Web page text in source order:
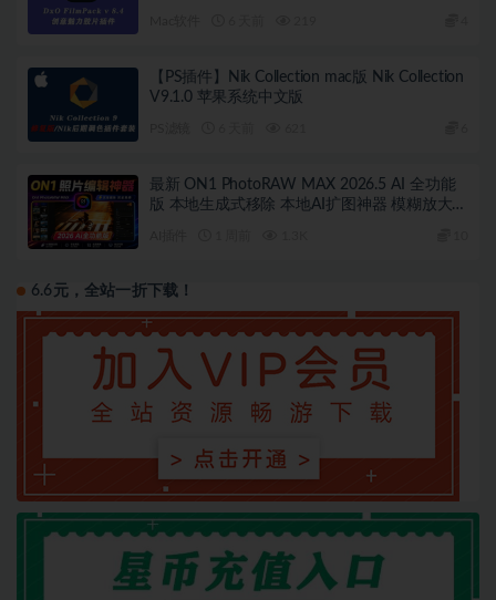
【PS插件】Nik Collection mac版 Nik Collection
V9.1.0 苹果系统中文版
最新 ON1 PhotoRAW MAX 2026.5 AI 全功能
版 本地生成式移除 本地AI扩图神器 模糊放大！
6.6元，全站一折下载！